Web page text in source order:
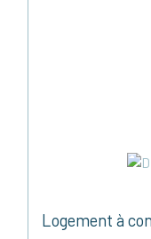
Logement à